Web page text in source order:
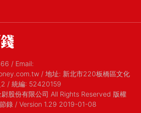
/ Email:
/ 地址: 新北市220板橋區文化
/ 統編: 52420159
股份有限公司 All Rights Reserved 版權
錄 / Version 1.29 2019-01-08